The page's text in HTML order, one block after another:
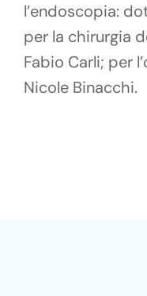
l’endoscopia:
per la chirurgia
Fabio Carli; per
Nicole Binacchi.